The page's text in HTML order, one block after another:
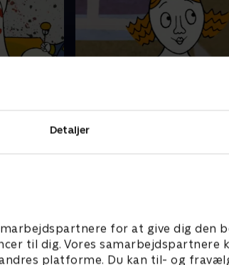
Detaljer
for at give dig den
til dig. Vores samarbejdspartnere
platforme. Du kan til- og
går på opdagelse på